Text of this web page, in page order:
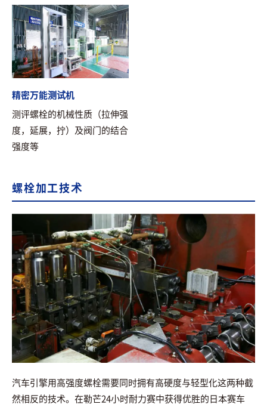
精密万能测试机
测评螺栓的机械性质（拉伸强
度，延展，拧）及阀门的结合
强度等
螺栓加工技术
汽车引擎用高强度螺栓需要同时拥有高硬度与轻型化这两种截
然相反的技术。在勒芒24小时耐力赛中获得优胜的日本赛车